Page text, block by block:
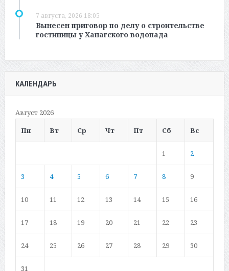
7 августа, 2026 18:05
Вынесен приговор по делу о строительстве
гостиницы у Ханагского водопада
КАЛЕНДАРЬ
Август 2026
Пн
Вт Ср Чт Пт Сб Вс
1 2
3 4 5 6 7 8 9
10 11 12 13 14 15 16
17 18 19 20 21 22 23
24 25 26 27 28 29 30
31